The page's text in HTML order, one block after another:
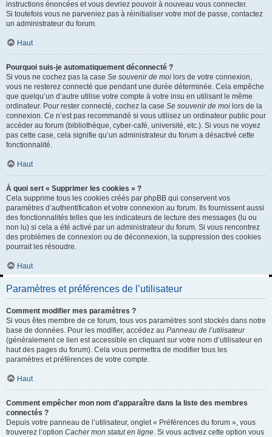
instructions énoncées et vous devriez pouvoir à nouveau vous connecter.
Si toutefois vous ne parveniez pas à réinitialiser votre mot de passe, contactez
un administrateur du forum.
Haut
Pourquoi suis-je automatiquement déconnecté ?
Si vous ne cochez pas la case Se souvenir de moi lors de votre connexion,
vous ne resterez connecté que pendant une durée déterminée. Cela empêche
que quelqu’un d’autre utilise votre compte à votre insu en utilisant le même
ordinateur. Pour rester connecté, cochez la case Se souvenir de moi lors de la
connexion. Ce n’est pas recommandé si vous utilisez un ordinateur public pour
accéder au forum (bibliothèque, cyber-café, université, etc.). Si vous ne voyez
pas cette case, cela signifie qu’un administrateur du forum a désactivé cette
fonctionnalité.
Haut
À quoi sert « Supprimer les cookies » ?
Cela supprime tous les cookies créés par phpBB qui conservent vos
paramètres d’authentification et votre connexion au forum. Ils fournissent aussi
des fonctionnalités telles que les indicateurs de lecture des messages (lu ou
non lu) si cela a été activé par un administrateur du forum. Si vous rencontrez
des problèmes de connexion ou de déconnexion, la suppression des cookies
pourrait les résoudre.
Haut
Paramètres et préférences de l’utilisateur
Comment modifier mes paramètres ?
Si vous êtes membre de ce forum, tous vos paramètres sont stockés dans notre
base de données. Pour les modifier, accédez au Panneau de l’utilisateur
(généralement ce lien est accessible en cliquant sur votre nom d’utilisateur en
haut des pages du forum). Cela vous permettra de modifier tous les
paramètres et préférences de votre compte.
Haut
Comment empêcher mon nom d’apparaître dans la liste des membres
connectés ?
Depuis votre panneau de l’utilisateur, onglet « Préférences du forum », vous
trouverez l’option Cacher mon statut en ligne. Si vous activez cette option vous